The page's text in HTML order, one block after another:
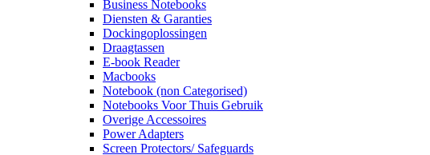
Business Notebooks
Diensten & Garanties
Dockingoplossingen
Draagtassen
E-book Reader
Macbooks
Notebook (non Categorised)
Notebooks Voor Thuis Gebruik
Overige Accessoires
Power Adapters
Screen Protectors/ Safeguards